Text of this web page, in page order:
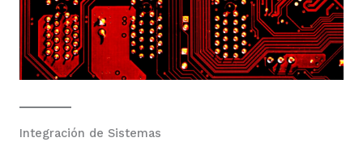
Integración de Sistemas